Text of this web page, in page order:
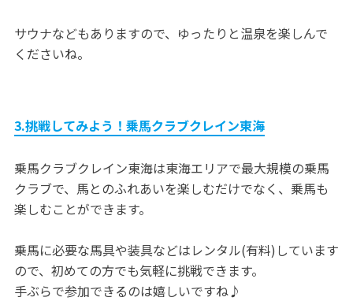
サウナなどもありますので、ゆったりと温泉を楽しんで
くださいね。
3.挑戦してみよう！乗馬クラブクレイン東海
乗馬クラブクレイン東海は東海エリアで最大規模の乗馬
クラブで、馬とのふれあいを楽しむだけでなく、乗馬も
楽しむことができます。
乗馬に必要な馬具や装具などはレンタル(有料)しています
ので、初めての方でも気軽に挑戦できます。
手ぶらで参加できるのは嬉しいですね♪